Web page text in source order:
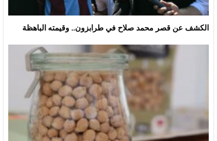
الكشف عن قصر محمد صلاح في طرابزون.. وقيمته الباهظة